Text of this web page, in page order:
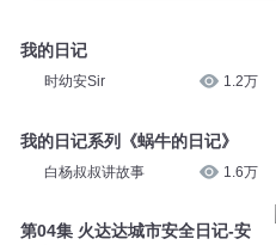
我的日记
时幼安Sir 1.2万
我的日记系列《蜗牛的日记》
白杨叔叔讲故事 1.6万
第04集 火达达城市安全日记-安